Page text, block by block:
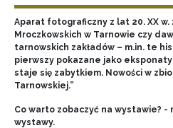
Aparat fotograficzny z lat 20. XX
Mroczkowskich w Tarnowie czy
tarnowskich zakładów – m.in. te
pierwszy pokazane jako
staje się zabytkiem. Nowości w
Tarnowskiej.”
Co warto zobaczyć na wystawie?
wystawy.